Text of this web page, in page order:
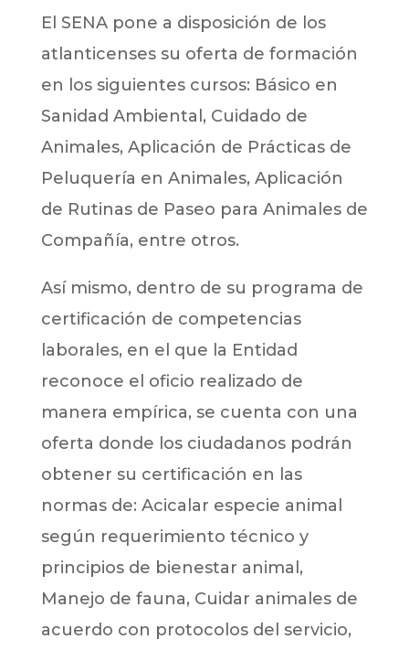
El SENA pone a disposición de los
atlanticenses su oferta de formación
en los siguientes cursos: Básico en
Sanidad Ambiental, Cuidado de
Animales, Aplicación de Prácticas de
Peluquería en Animales, Aplicación
de Rutinas de Paseo para Animales de
Compañía, entre otros.
Así mismo, dentro de su programa de
certificación de competencias
laborales, en el que la Entidad
reconoce el oficio realizado de
manera empírica, se cuenta con una
oferta donde los ciudadanos podrán
obtener su certificación en las
normas de: Acicalar especie animal
según requerimiento técnico y
principios de bienestar animal,
Manejo de fauna, Cuidar animales de
acuerdo con protocolos del servicio,